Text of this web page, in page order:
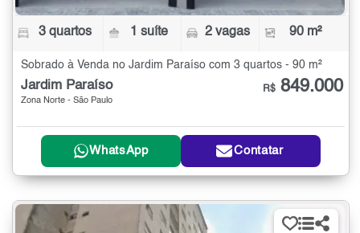
3 quartos 1 suíte 2 vagas 90 m²
Sobrado à Venda no Jardim Paraíso com 3 quartos - 90 m²
Jardim Paraíso
Zona Norte - São Paulo
R$ 849.000
WhatsApp Contatar